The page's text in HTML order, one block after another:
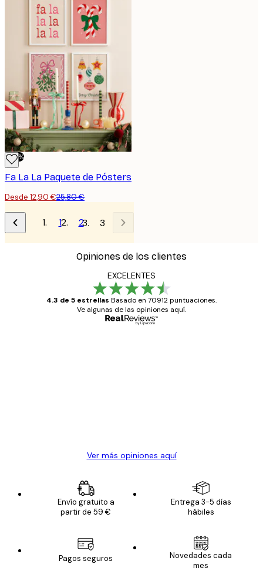
-50%
Fa La La Paquete de Pósters
Desde 12,90 €25,80 €
1 2 3
Opiniones de los clientes
EXCELENTES
4.3 de 5 estrellas Basado en 70912 puntuaciones.
Ve algunas de las opiniones aquí.
Ver más opiniones aquí
Envío gratuito a
partir de 59 €
Entrega 3-5 días
hábiles
Pagos seguros
Novedades cada
mes